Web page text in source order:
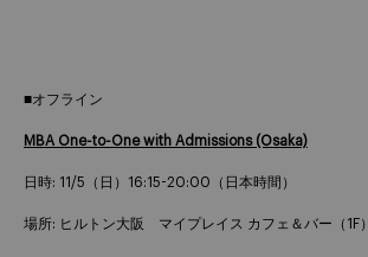
■オフライン
MBA One-to-One with Admissions (Osaka)
日時: 11/5（日）16:15-20:00（日本時間）
場所: ヒルトン大阪 マイプレイス カフェ＆バー（1F）